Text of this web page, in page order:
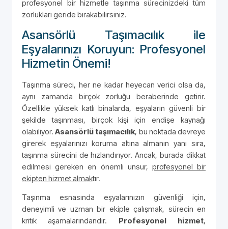
profesyonel bir hizmetle taşınma sürecinizdeki tüm
zorlukları geride bırakabilirsiniz.
Asansörlü Taşımacılık ile
Eşyalarınızı Koruyun: Profesyonel
Hizmetin Önemi!
Taşınma süreci, her ne kadar heyecan verici olsa da,
aynı zamanda birçok zorluğu beraberinde getirir.
Özellikle yüksek katlı binalarda, eşyaların güvenli bir
şekilde taşınması, birçok kişi için endişe kaynağı
olabiliyor.Asansörlü taşımacılık, bu noktada devreye
girerek eşyalarınızı koruma altına almanın yanı sıra,
taşınma sürecini de hızlandırıyor. Ancak, burada dikkat
edilmesi gereken en önemli unsur, profesyonel bir
ekipten hizmet almaktır.
Taşınma esnasında eşyalarınızın güvenliği için,
deneyimli ve uzman bir ekiple çalışmak, sürecin en
kritik aşamalarındandır. Profesyonel hizmet,